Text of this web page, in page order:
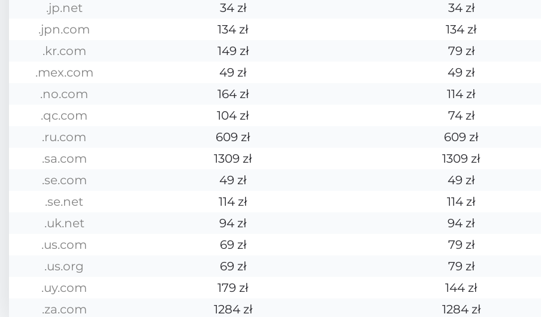
.jp.net
34 zł 34 zł
.jpn.com
134 zł 134 zł
.kr.com
149 zł 79 zł
.mex.com
49 zł 49 zł
.no.com
164 zł 114 zł
.qc.com
104 zł 74 zł
.ru.com
609 zł 609 zł
.sa.com
1309 zł 1309 zł
.se.com
49 zł 49 zł
.se.net
114 zł 114 zł
.uk.net
94 zł 94 zł
.us.com
69 zł 79 zł
.us.org
69 zł 79 zł
.uy.com
179 zł 144 zł
.za.com
1284 zł 1284 zł